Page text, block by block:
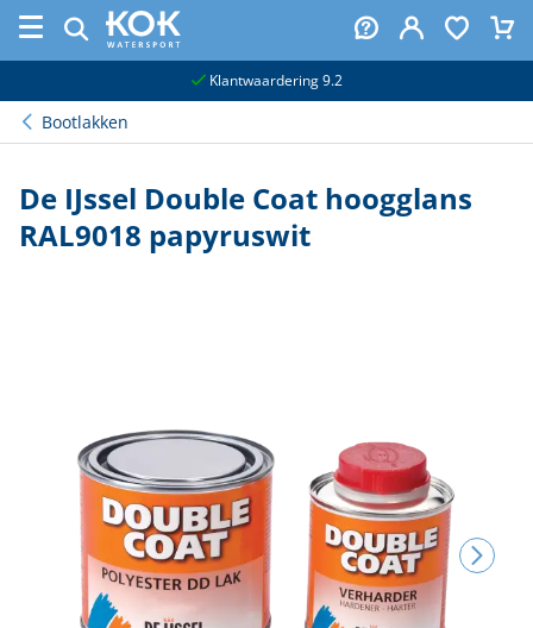
Klantwaardering 9.2
Bootlakken
De IJssel Double Coat hoogglans
RAL9018 papyruswit